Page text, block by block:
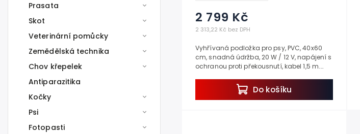
Prasata
Skot
Veterinární pomůcky
Zemědělská technika
Chov křepelek
Antiparazitika
Kočky
Psi
Fotopasti
2 313,22 Kč bez DPH
2 799 Kč
Do košíku
Vyhřívaná podložka pro psy, PVC, 40x60
cm, snadná údržba, 20 W / 12 V, napájení s
ochranou proti překousnutí, kabel 1,5 m.